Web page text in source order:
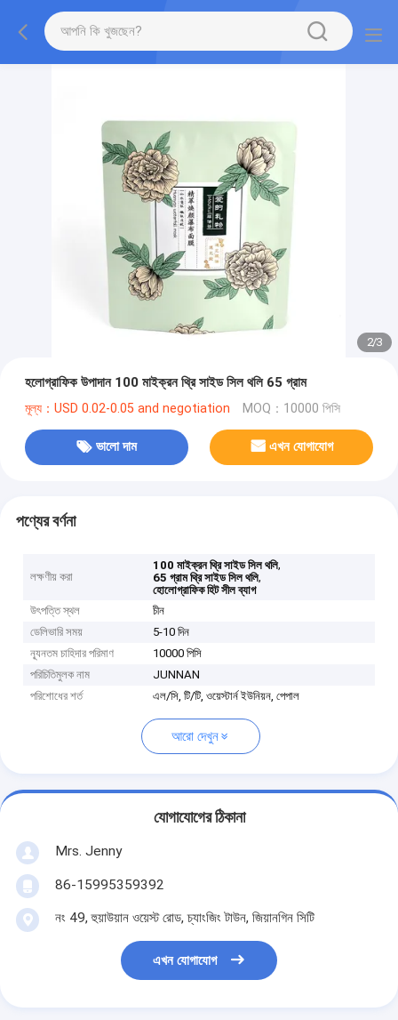
2/3
হলোগ্রাফিক উপাদান 100 মাইক্রন থ্রি সাইড সিল থলি 65 গ্রাম
মূল্য：USD 0.02-0.05 and negotiation MOQ：10000 পিসি
ভালো দাম এখন যোগাযোগ
পণ্যের বর্ণনা
লক্ষণীয় করা
100 মাইক্রন থ্রি সাইড সিল থলি,
65 গ্রাম থ্রি সাইড সিল থলি,
হোলোগ্রাফিক হিট সীল ব্যাগ
উৎপত্তি স্থল
চীন
ডেলিভারি সময়
5-10 দিন
ন্যূনতম চাহিদার পরিমাণ
10000 পিসি
পরিচিতিমুলক নাম
JUNNAN
পরিশোধের শর্ত
এল/সি, টি/টি, ওয়েস্টার্ন ইউনিয়ন, পেপাল
আরো দেখুন
যোগাযোগের ঠিকানা
Mrs. Jenny
86-15995359392
নং 49, হুয়াউয়ান ওয়েস্ট রোড, চ্যাংজিং টাউন, জিয়ানগিন সিটি
এখন যোগাযোগ